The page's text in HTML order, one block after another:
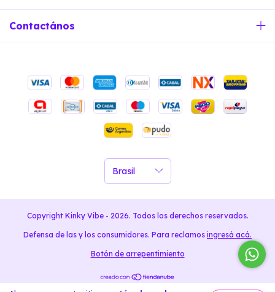
Contactános
Copyright Kinky Vibe - 2026. Todos los derechos reservados.
Defensa de las y los consumidores. Para reclamos ingresá acá.
Botón de arrepentimiento